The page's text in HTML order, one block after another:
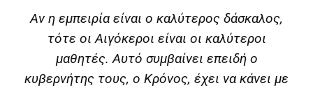
Αν η εμπειρία είναι ο καλύτερος δάσκαλος,
τότε οι Αιγόκεροι είναι οι καλύτεροι
μαθητές. Αυτό συμβαίνει επειδή ο
κυβερνήτης τους, ο Κρόνος, έχει να κάνει με